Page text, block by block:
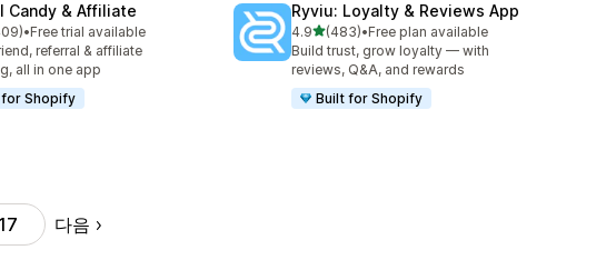
Candy & Affiliate
중
개
•Free trial available
referral & affiliate
all in one app
Shopify
Ryviu: Loyalty & Reviews App
4.9별 5개 중
(483)
총 리뷰 483개
•Free plan available
Build trust, grow loyalty — with
reviews, Q&A, and rewards
Built for Shopify
17 다음